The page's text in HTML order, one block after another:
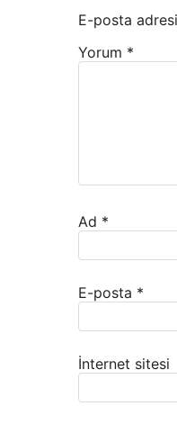
E-posta
Yorum *
Ad *
E-posta *
İnternet sitesi